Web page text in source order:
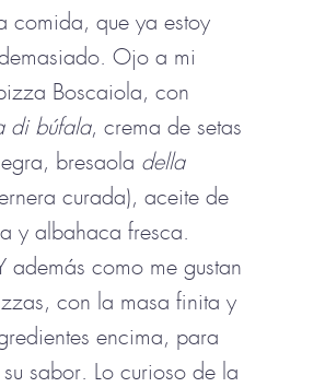
comida, que ya estoy
Ojo a mi
Boscaiola, con
di búfala, crema de setas
bresaola della
curada), aceite de
y albahaca fresca.
además como me gustan
con la masa finita y
encima, para
sabor. Lo curioso de la